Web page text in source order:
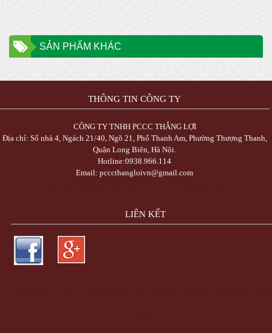
SẢN PHẨM KHÁC
THÔNG TIN CÔNG TY
CÔNG TY TNHH PCCC THẮNG LỢI
Địa chỉ: Số nhà 4, Ngách 21/40, Ngõ 21, Phố Thanh Am, Phường Thượng Thanh,
Quận Long Biên, Hà Nội.
Hotline:0938.966.114
Email: pcccthangloivn@gmail.com
LIÊN KẾT